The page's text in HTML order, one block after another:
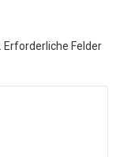
Erforderliche Felder